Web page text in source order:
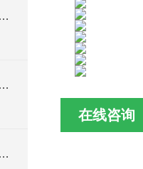
潜水搅拌机在污水处理设备市场的发展及产品优势
中速潜水搅拌机工作原理及作用特点、安装图、CAD结构图
调节池潜水搅拌机工作原理及作用特点、安装图、CAD结构图
在线咨询